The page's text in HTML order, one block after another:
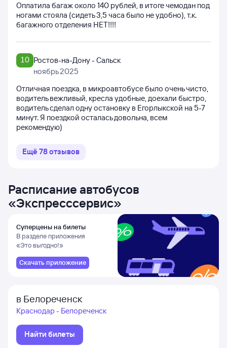
Расписание автобусов
«Экспресссервис»
Суперцены на билеты
В разделе приложения
«Это выгодно!»
Скачать приложение
в Белореченск
Краснодар - Белореченск
Найти билеты
Оплатила багаж около 140 рублей, в итоге чемодан под
ногами стояла (сидеть 3,5 часа было не удобно), т.к.
багажного отделения НЕТ!!!!
10 Ростов-на-Дону - Сальск
ноябрь 2025
Отличная поездка, в микроавтобусе было очень чисто,
водитель вежливый, кресла удобные, доехали быстро,
водитель сделал одну остановку в Егорлыкской на 5-7
минут. Я поездкой осталась довольна, всем
рекомендую)
Ещё 78отзывов